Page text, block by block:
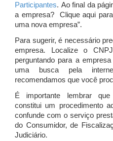
Participantes. Ao final da
a empresa? Clique aqui
uma nova empresa”.
Para sugerir, é necessário
empresa. Localize o
perguntando para a
uma busca pela
recomendamos que você
É importante lembrar
constitui um procedimento
confunde com o serviço
do Consumidor, de
Judiciário.